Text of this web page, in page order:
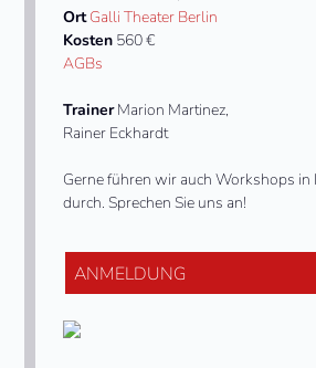
OrtGalli Theater Berlin
Kosten 560 €
AGBs
TrainerMarion Martinez,
Rainer Eckhardt
Gerne führen wir auch Workshops in
durch. Sprechen Sie uns an!
ANMELDUNG